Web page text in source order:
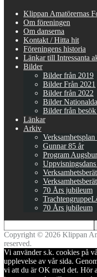
Klippan Amatörernas
Om föreningen
Om danserna
Kontakt / Hitta hit
Föreningens historia
Länkar till Intressanta
Bilder
Bilder från 2019
Bilder Från 2021
Bilder från 2022
Bilder
Bilder från
Länkar
Arkiv
Gunnar 85 år
Program
70 Års jubileum
70 Års jubileum
Copyright © 2026 Klippan
reserved.
Vi använder s.k. cookies på
upplevelse av vår sida.
vi att du är OK med det. Hör